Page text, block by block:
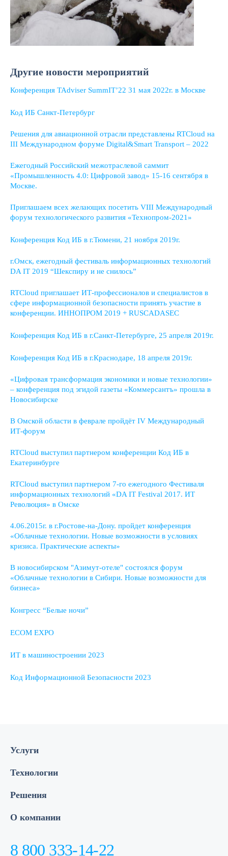
Другие новости мероприятий
Конференция TAdviser SummIT’22 31 мая 2022г. в Москве
Код ИБ Санкт-Петербург
Решения для авиационной отрасли представлены RTCloud на
III Международном форуме Digital&Smart Transport – 2022
Ежегодный Российский межотраслевой саммит
«Промышленность 4.0: Цифровой завод» 15-16 сентября в
Москве.
Приглашаем всех желающих посетить VIII Международный
форум технологического развития «Технопром-2021»
Конференция Код ИБ в г.Тюмени, 21 ноября 2019г.
г.Омск, ежегодный фестиваль информационных технологий
DA IT 2019 “Шекспиру и не снилось”
RTCloud приглашает ИТ-профессионалов и специалистов в
сфере информационной безопасности принять участие в
конференции. ИННОПРОМ 2019 + RUSCADASEC
Конференция Код ИБ в г.Санкт-Петербурге, 25 апреля 2019г.
Конференция Код ИБ в г.Краснодаре, 18 апреля 2019г.
«Цифровая трансформация экономики и новые технологии»
– конференция под эгидой газеты «Коммерсантъ» прошла в
Новосибирске
В Омской области в феврале пройдёт IV Международный
ИТ-форум
RTCloud выступил партнером конференции Код ИБ в
Екатеринбурге
RTCloud выступил партнером 7-го ежегодного Фестиваля
информационных технологий «DA IT Festival 2017. ИТ
Революция» в Омске
4.06.2015г. в г.Ростове-на-Дону. пройдет конференция
«Облачные технологии. Новые возможности в условиях
кризиса. Практические аспекты»
В новосибирском "Азимут-отеле" состоялся форум
«Облачные технологии в Сибири. Новые возможности для
бизнеса»
Конгресс “Белые ночи”
ECOM EXPO
ИТ в машиностроении 2023
Код Информационной Безопасности 2023
Услуги
Технологии
Решения
О компании
8 800 333-14-22